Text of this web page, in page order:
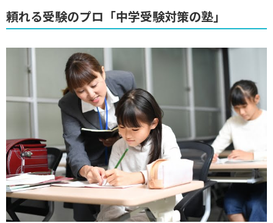
頼れる受験のプロ「中学受験対策の塾」